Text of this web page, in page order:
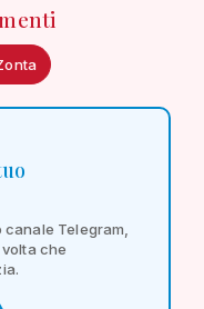
Telegram,
che